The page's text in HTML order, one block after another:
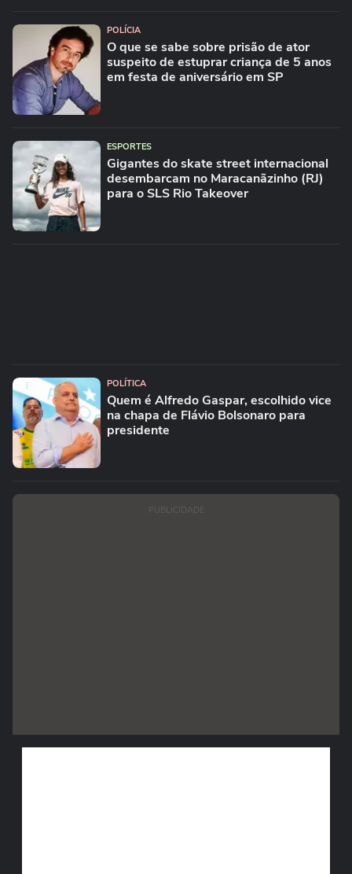
POLÍCIA
O que se sabe sobre prisão de ator
suspeito de estuprar criança de 5 anos
em festa de aniversário em SP
ESPORTES
Gigantes do skate street internacional
desembarcam no Maracanãzinho (RJ)
para o SLS Rio Takeover
POLÍTICA
Quem é Alfredo Gaspar, escolhido vice
na chapa de Flávio Bolsonaro para
presidente
PUBLICIDADE